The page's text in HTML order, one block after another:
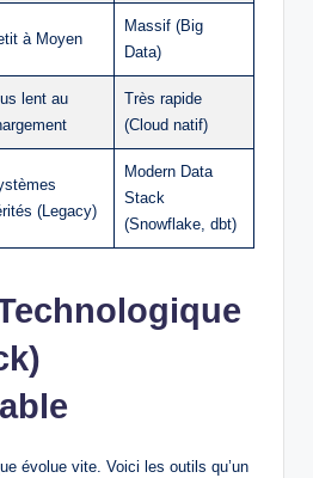
à Moyen
Massif (Big
Data)
lent au
Très rapide
(Cloud natif)
(Legacy)
Modern Data
Stack
(Snowflake, dbt)
évolue vite. Voici les outils qu’un